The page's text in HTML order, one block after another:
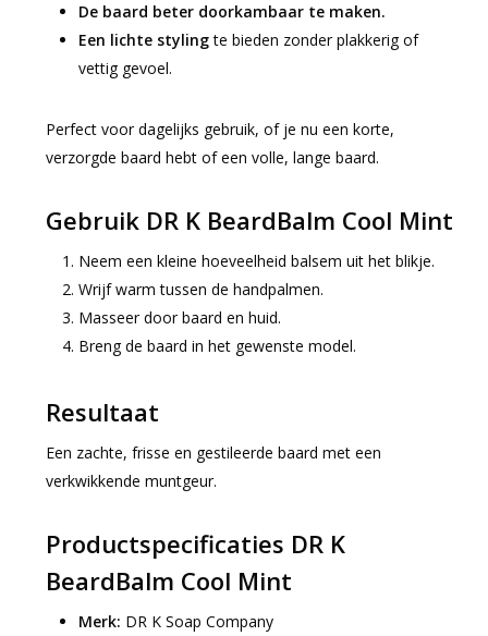
De baard beter doorkambaar te maken.
Een lichte stylingte bieden zonder plakkerig of
vettig gevoel.
Perfect voor dagelijks gebruik, of je nu een korte,
verzorgde baard hebt of een volle, lange baard.
Gebruik DR K BeardBalm Cool Mint
Neem een kleine hoeveelheid balsem uit het blikje.
Wrijf warm tussen de handpalmen.
Masseer door baard en huid.
Breng de baard in het gewenste model.
Resultaat
Een zachte, frisse en gestileerde baard met een
verkwikkende muntgeur.
Productspecificaties DR K
BeardBalm Cool Mint
Merk: DR K Soap Company